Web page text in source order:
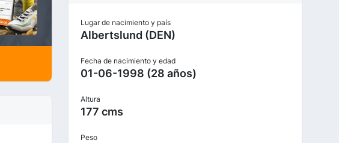
Lugar de nacimiento y país
Albertslund (DEN)
Fecha de nacimiento y edad
01-06-1998 (28 años)
Altura
177 cms
Peso